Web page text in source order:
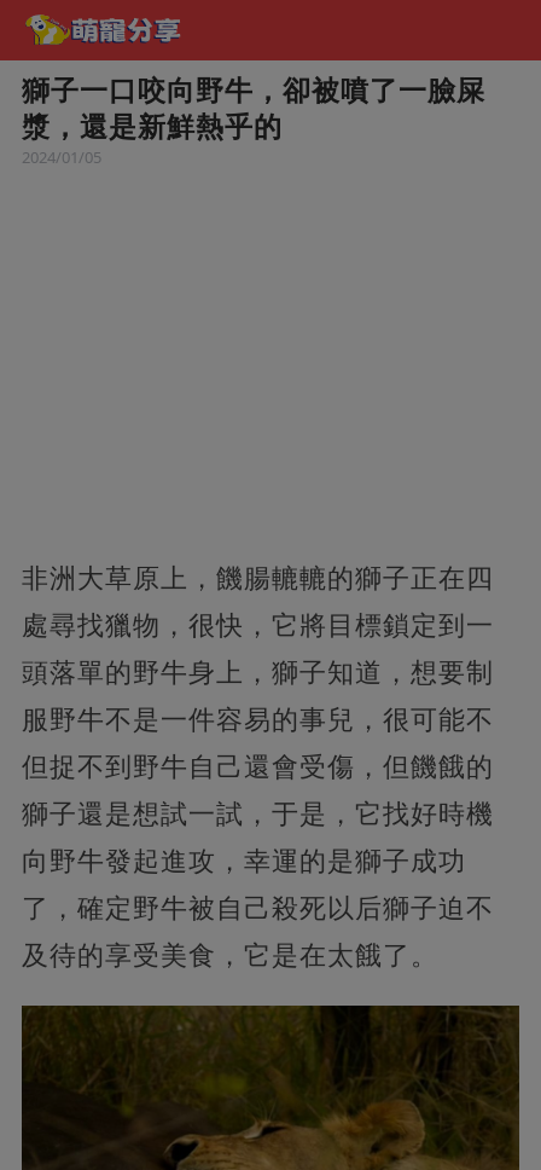
獅子一口咬向野牛，卻被噴了一臉屎
漿，還是新鮮熱乎的
2024/01/05
非洲大草原上，饑腸轆轆的獅子正在四
處尋找獵物，很快，它將目標鎖定到一
頭落單的野牛身上，獅子知道，想要制
服野牛不是一件容易的事兒，很可能不
但捉不到野牛自己還會受傷，但饑餓的
獅子還是想試一試，于是，它找好時機
向野牛發起進攻，幸運的是獅子成功
了，確定野牛被自己殺死以后獅子迫不
及待的享受美食，它是在太餓了。